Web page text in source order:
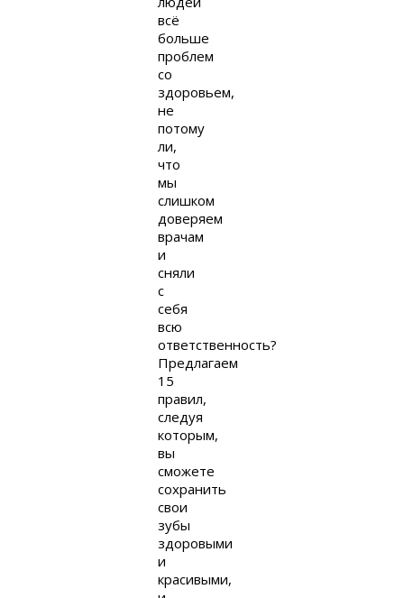
всё
больше
проблем
со
здоровьем,
не
потому
ли,
что
мы
слишком
доверяем
врачам
и
сняли
с
себя
всю
ответственность?
Предлагаем
15
правил,
следуя
которым,
вы
сможете
сохранить
свои
зубы
здоровыми
и
красивыми,